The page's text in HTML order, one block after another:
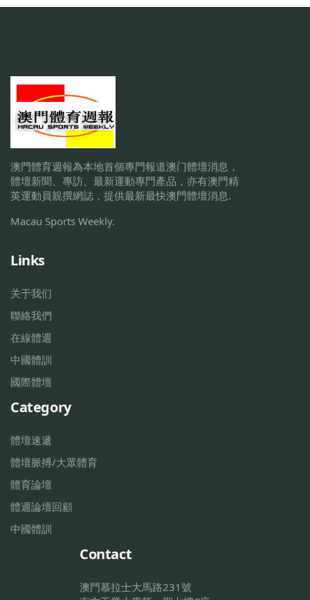
澳門體育週報為本地首個專門報道澳门體壇消息，
體壇新聞、專訪、最新運動專門產品，亦有澳門精
英運動員親撰網誌，提供最新最快澳門體壇消息.
Macau Sports Weekly.
Links
关于我们
聯絡我們
在線體週
中國體訓
國際體壇
Category
體壇速遞
體壇脈搏/大眾體育
體育論壇
體週論壇回顧
中國體訓
Contact
澳門慕拉士大馬路231號